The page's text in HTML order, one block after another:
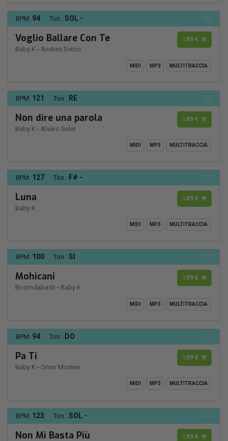
BPM: 94 Ton.: SOL -
Voglio Ballare Con Te
Baby K - Andres Dvicio
1,89 €
MIDI MP3 MULTITRACCIA
BPM: 121 Ton.: RE
Non dire una parola
Baby K - Alvaro Soler
1,89 €
MIDI MP3 MULTITRACCIA
BPM: 127 Ton.: F# -
Luna
Baby K
1,89 €
MIDI MP3 MULTITRACCIA
BPM: 100 Ton.: SI
Mohicani
Boomdabash - Baby K
1,89 €
MIDI MP3 MULTITRACCIA
BPM: 94 Ton.: DO
Pa Ti
Baby K - Omar Montes
1,89 €
MIDI MP3 MULTITRACCIA
BPM: 123 Ton.: SOL -
Non Mi Basta Più 1,89 €